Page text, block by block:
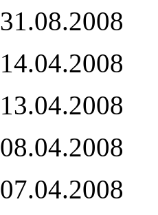
31.08.2008
14.04.2008
13.04.2008
08.04.2008
07.04.2008